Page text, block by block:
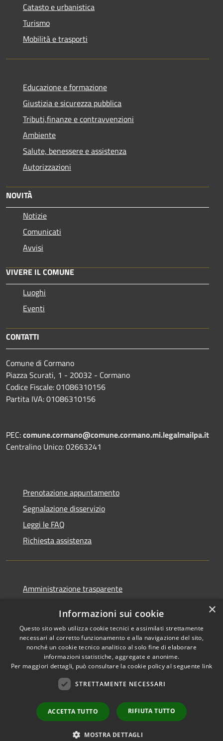
Catasto e urbanistica
Turismo
Mobilità e trasporti
Educazione e formazione
Giustizia e sicurezza pubblica
Tributi,finanze e contravvenzioni
Ambiente
Salute, benessere e assistenza
Autorizzazioni
NOVITÀ
Notizie
Comunicati
Avvisi
VIVERE IL COMUNE
Luoghi
Eventi
CONTATTI
Comune di Cormano
Piazza Scurati, 1 - 20032 - Cormano
Codice Fiscale: 01086310156
Partita IVA: 01086310156
PEC:comune.cormano@comune.cormano.mi.legalmailpa.it
Centralino Unico: 02663241
Prenotazione appuntamento
Segnalazione disservizio
Leggi le FAQ
Richiesta assistenza
Amministrazione trasparente
Dichiarazione di accessibilità
Copyright © 2026 • Comune di
Municipium•
Accesso
redazione
×
Informazioni sui cookie
Questo sito web utilizza cookie tecnici e assimilati strettamente
necessari al corretto funzionamento e alla navigazione del sito,
nonché un cookie tecnico analitico al solo fine di elaborare
informazioni statistiche, aggregate e anonime.
Per maggiori dettagli, può consultare la cookie policy al seguente link
STRETTAMENTE NECESSARI
ACCETTA TUTTO RIFIUTA TUTTO
MOSTRA DETTAGLI